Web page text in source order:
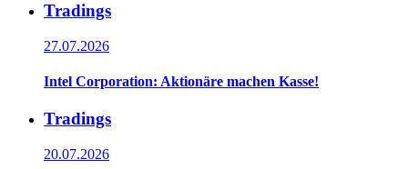
Tradings
27.07.2026
Intel Corporation: Aktionäre machen Kasse!
Tradings
20.07.2026